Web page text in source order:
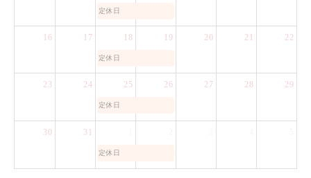
定休日
16 17 18
定休日
19 20 21 22
23 24 25
定休日
26 27 28 29
30 31
定休日